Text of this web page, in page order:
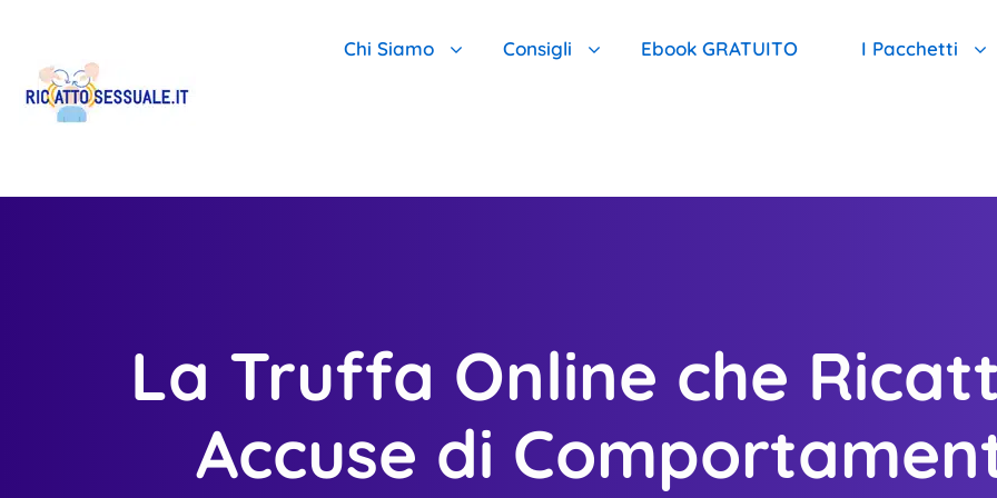
Chi Siamo Consigli
Lista Delle Aree Di Intervento
Proteggere I Tuoi Contatti
Proteggere I Tuoi Social Network
Ebook GRATUITO I Pacchetti
Pacchetto Top
Pacchetto
La Truffa Online che
Accuse di